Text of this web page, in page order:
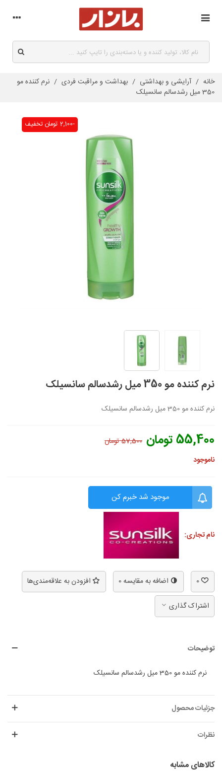
خانه / آرایشی و بهداشتی / بهداشت و مراقبت فردی / نرم کننده مو
350 میل رشدسالم سانسیلک
تخفیف -2,100 تومان
نرم کننده مو 350 میل رشدسالم سانسیلک
نرم کننده مو 350 میل رشدسالم سانسیلک
55,400 تومان
57,500 تومان
ناموجود
موجود شد خبرم کن
نام تجاری:
0 اضافه به مقایسه0 افزودن به علاقه‌مندی‌ها
اشتراک گذاری
توضیحات
نرم کننده مو 350 میل رشدسالم سانسیلک
جزئیات محصول
نظرات
کالاهای مشابه